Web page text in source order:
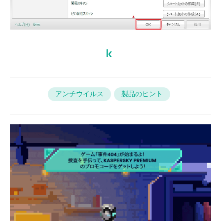
アンチウイルス 製品のヒント